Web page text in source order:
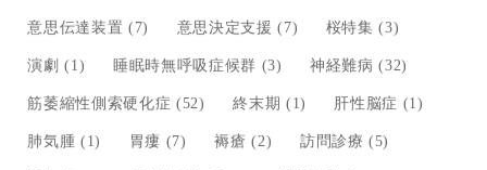
意思伝達装置 (7) 意思決定支援 (7) 桜特集 (3)
演劇 (1) 睡眠時無呼吸症候群 (3) 神経難病 (32)
筋萎縮性側索硬化症 (52) 終末期 (1) 肝性脳症 (1)
肺気腫 (1) 胃瘻 (7) 褥瘡 (2) 訪問診療 (5)